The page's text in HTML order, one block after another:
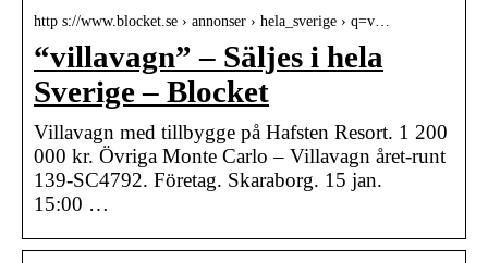
http s://www.blocket.se › annonser › hela_sverige › q=v…
“villavagn” – Säljes i hela
Sverige – Blocket
Villavagn med tillbygge på Hafsten Resort. 1 200
000 kr. Övriga Monte Carlo – Villavagn året-runt
139-SC4792. Företag. Skaraborg. 15 jan.
15:00 …